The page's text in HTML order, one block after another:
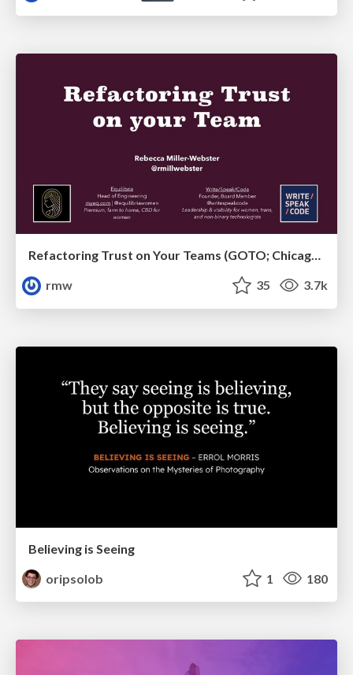
Refactoring Trust on Your Teams (GOTO; Chicago 2020)
rmw
35 3.7k
Believing is Seeing
oripsolob
1 180